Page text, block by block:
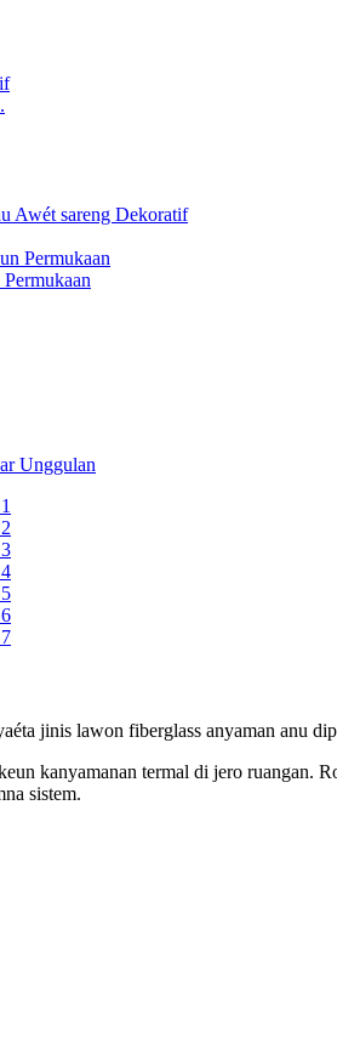
jinis lawon fiberglass anyaman anu
kanyamanan termal di jero ruangan.
sistem.